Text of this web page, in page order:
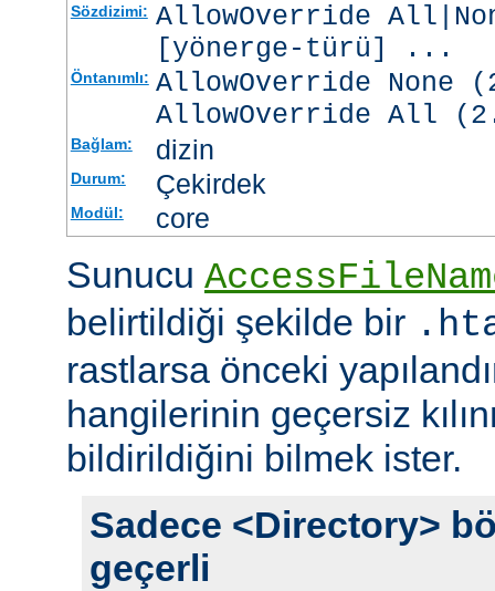
Sözdizimi: AllowOverride
[yönerge-türü] ...
Öntanımlı: AllowOverride None
AllowOverride All
Bağlam: dizin
Durum: Çekirdek
Modül: core
Sunucu
belirtildiği şekilde bir
rastlarsa önceki
hangilerinin geçersiz
bildirildiğini bilmek ister.
Sadece <Directory>
geçerli